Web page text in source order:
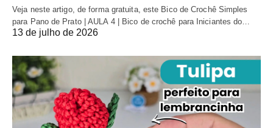
Veja neste artigo, de forma gratuita, este Bico de Crochê Simples
para Pano de Prato | AULA 4 | Bico de crochê para Iniciantes do…
13 de julho de 2026